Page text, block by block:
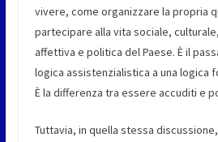
vivere, come organizzare la propria
partecipare alla vita sociale,
affettiva e politica del Paese. È il
logica assistenzialistica a una logica
È la differenza tra essere accuditi e
Tuttavia, in quella stessa